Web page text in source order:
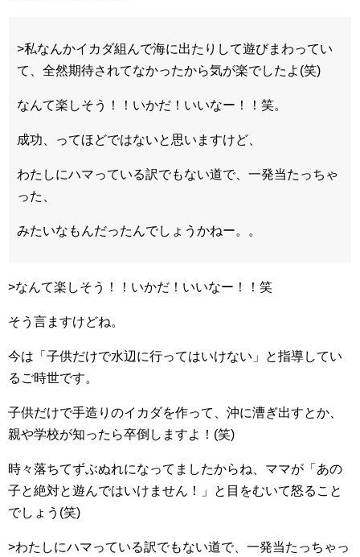
>私なんかイカダ組んで海に出たりして遊びまわってい
て、全然期待されてなかったから気が楽でしたよ(笑)
なんて楽しそう！！いかだ！いいなー！！笑。
成功、ってほどではないと思いますけど、
わたしにハマっている訳でもない道で、一発当たっちゃ
った、
みたいなもんだったんでしょうかねー。。
>なんて楽しそう！！いかだ！いいなー！！笑
そう言ますけどね。
今は「子供だけで水辺に行ってはいけない」と指導してい
るご時世です。
子供だけで手造りのイカダを作って、沖に漕ぎ出すとか、
親や学校が知ったら卒倒しますよ！(笑)
時々落ちてずぶぬれになってましたからね、ママが「あの
子と絶対と遊んではいけません！」と目をむいて怒ること
でしょう(笑)
>わたしにハマっている訳でもない道で、一発当たっちゃっ